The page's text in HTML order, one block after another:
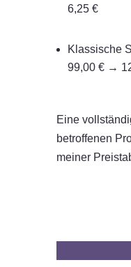
6,25 €
Klassische
99,00 € →
Eine
betroffenen
meiner